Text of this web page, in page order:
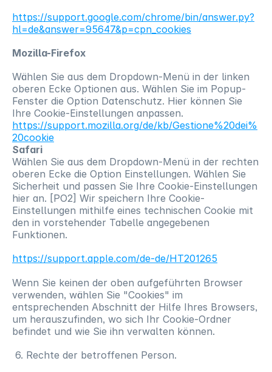
https://support.google.com/chrome/bin/answer.py?
hl=de&answer=95647&p=cpn_cookies
Mozilla-Firefox
Wählen Sie aus dem Dropdown-Menü in der linken
oberen Ecke Optionen aus. Wählen Sie im Popup-
Fenster die Option Datenschutz. Hier können Sie
Ihre Cookie-Einstellungen anpassen.
https://support.mozilla.org/de/kb/Gestione%20dei%
20cookie
Safari
Wählen Sie aus dem Dropdown-Menü in der rechten
oberen Ecke die Option Einstellungen. Wählen Sie
Sicherheit und passen Sie Ihre Cookie-Einstellungen
hier an. [PO2] Wir speichern Ihre Cookie-
Einstellungen mithilfe eines technischen Cookie mit
den in vorstehender Tabelle angegebenen
Funktionen.
https://support.apple.com/de-de/HT201265
Wenn Sie keinen der oben aufgeführten Browser
verwenden, wählen Sie "Cookies" im
entsprechenden Abschnitt der Hilfe Ihres Browsers,
um herauszufinden, wo sich Ihr Cookie-Ordner
befindet und wie Sie ihn verwalten können.
6. Rechte der betroffenen Person.